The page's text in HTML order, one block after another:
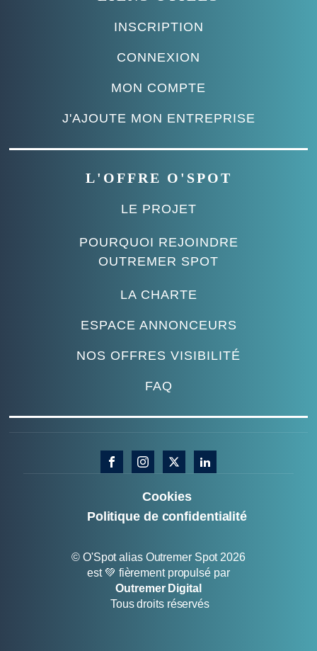
INSCRIPTION
CONNEXION
MON COMPTE
J'AJOUTE MON ENTREPRISE
L'OFFRE O'SPOT
LE PROJET
POURQUOI REJOINDRE
OUTREMER SPOT
LA CHARTE
ESPACE ANNONCEURS
NOS OFFRES VISIBILITÉ
FAQ
© O'Spot alias Outremer Spot 2026
est 💚 fièrement propulsé par
Outremer Digital
Tous droits réservés
Cookies
Politique de confidentialité